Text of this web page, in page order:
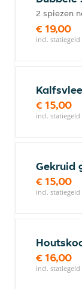
2 spiezen
€ 19,00
incl. statiegeld
€ 15,00
incl. statiegeld
Gekruid
€ 15,00
incl. statiegeld
€ 16,00
incl. statiegeld